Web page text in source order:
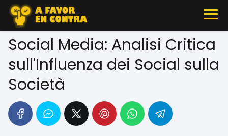
Social Media: Analisi Critica
sull'Influenza dei Social sulla
Società